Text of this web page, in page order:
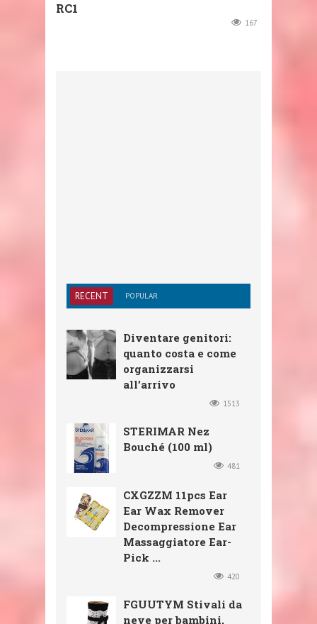
RC1
167
RECENT POPULAR
Diventare genitori:
quanto costa e come
organizzarsi
all’arrivo
1513
STERIMAR Nez
Bouché (100 ml)
481
CXGZZM 11pcs Ear
Ear Wax Remover
Decompressione Ear
Massaggiatore Ear-
Pick ...
420
FGUUTYM Stivali da
neve per bambini,